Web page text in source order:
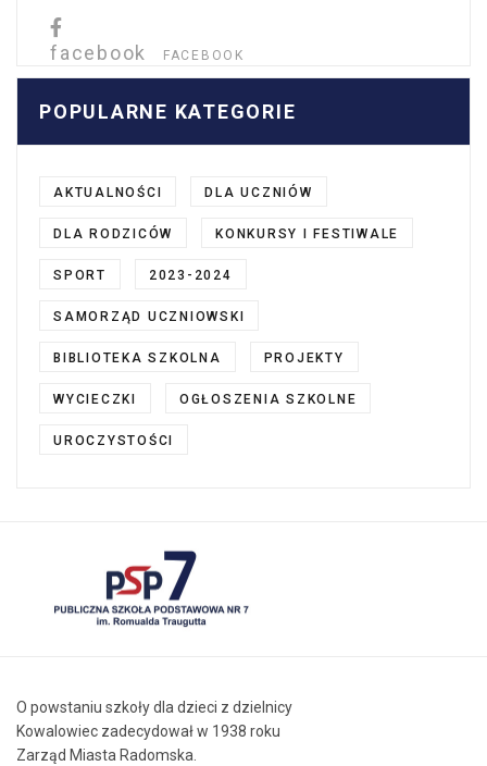
facebook FACEBOOK
POPULARNE KATEGORIE
AKTUALNOŚCI DLA UCZNIÓW
DLA RODZICÓW KONKURSY I FESTIWALE
SPORT 2023-2024
SAMORZĄD UCZNIOWSKI
BIBLIOTEKA SZKOLNA PROJEKTY
WYCIECZKI OGŁOSZENIA SZKOLNE
UROCZYSTOŚCI
O powstaniu szkoły dla dzieci z dzielnicy
Kowalowiec zadecydował w 1938 roku
Zarząd Miasta Radomska.